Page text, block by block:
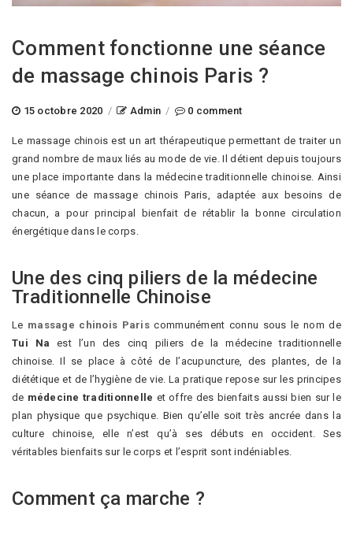
Comment fonctionne une séance
de massage chinois Paris ?
15 octobre 2020 / Admin / 0 comment
Le massage chinois est un art thérapeutique permettant de traiter un
grand nombre de maux liés au mode de vie. Il détient depuis toujours
une place importante dans la médecine traditionnelle chinoise. Ainsi
une séance de massage chinois Paris, adaptée aux besoins de
chacun, a pour principal bienfait de rétablir la bonne circulation
énergétique dans le corps.
Une des cinq piliers de la médecine
Traditionnelle Chinoise
Le massage chinois Pariscommunément connu sous le nom de
Tui Na est l’un des cinq piliers de la médecine traditionnelle
chinoise. Il se place à côté de l’acupuncture, des plantes, de la
diététique et de l’hygiène de vie. La pratique repose sur les principes
de médecine traditionnelle et offre des bienfaits aussi bien sur le
plan physique que psychique. Bien qu’elle soit très ancrée dans la
culture chinoise, elle n’est qu’à ses débuts en occident. Ses
véritables bienfaits sur le corps et l’esprit sont indéniables.
Comment ça marche ?